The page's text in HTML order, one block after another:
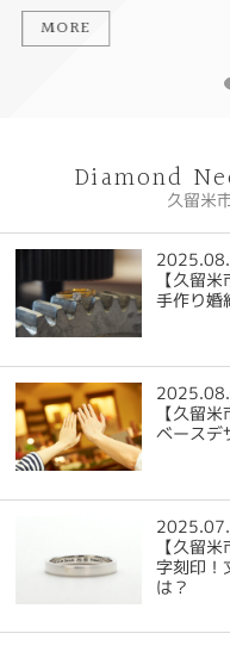
MORE
Diamond
久留米
【久留
手作り婚
【久留
ベースデ
【久留
字刻印！
は？